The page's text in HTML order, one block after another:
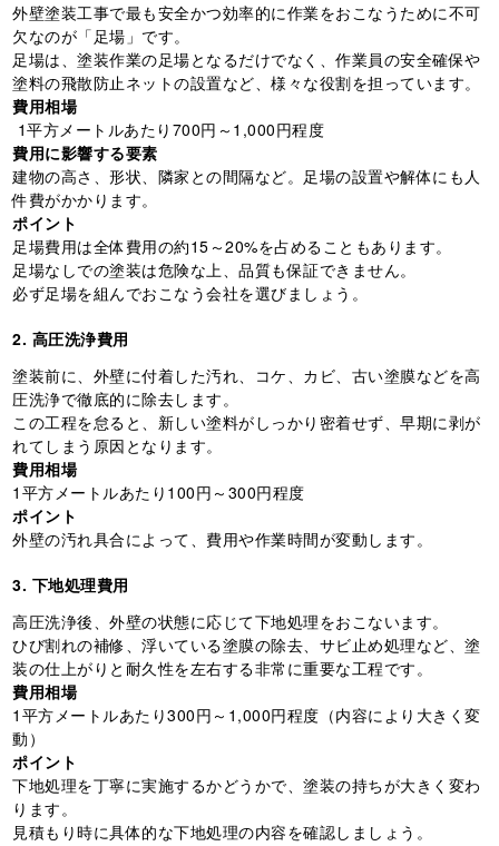
外壁塗装工事で最も安全かつ効率的に作業をおこなうために不可
欠なのが「足場」です。
足場は、塗装作業の足場となるだけでなく、作業員の安全確保や
塗料の飛散防止ネットの設置など、様々な役割を担っています。
費用相場
1平方メートルあたり700円～1,000円程度
費用に影響する要素
建物の高さ、形状、隣家との間隔など。足場の設置や解体にも人
件費がかかります。
ポイント
足場費用は全体費用の約15～20%を占めることもあります。
足場なしでの塗装は危険な上、品質も保証できません。
必ず足場を組んでおこなう会社を選びましょう。
2. 高圧洗浄費用
塗装前に、外壁に付着した汚れ、コケ、カビ、古い塗膜などを高
圧洗浄で徹底的に除去します。
この工程を怠ると、新しい塗料がしっかり密着せず、早期に剥が
れてしまう原因となります。
費用相場
1平方メートルあたり100円～300円程度
ポイント
外壁の汚れ具合によって、費用や作業時間が変動します。
3. 下地処理費用
高圧洗浄後、外壁の状態に応じて下地処理をおこないます。
ひび割れの補修、浮いている塗膜の除去、サビ止め処理など、塗
装の仕上がりと耐久性を左右する非常に重要な工程です。
費用相場
1平方メートルあたり300円～1,000円程度（内容により大きく変
動）
ポイント
下地処理を丁寧に実施するかどうかで、塗装の持ちが大きく変わ
ります。
見積もり時に具体的な下地処理の内容を確認しましょう。